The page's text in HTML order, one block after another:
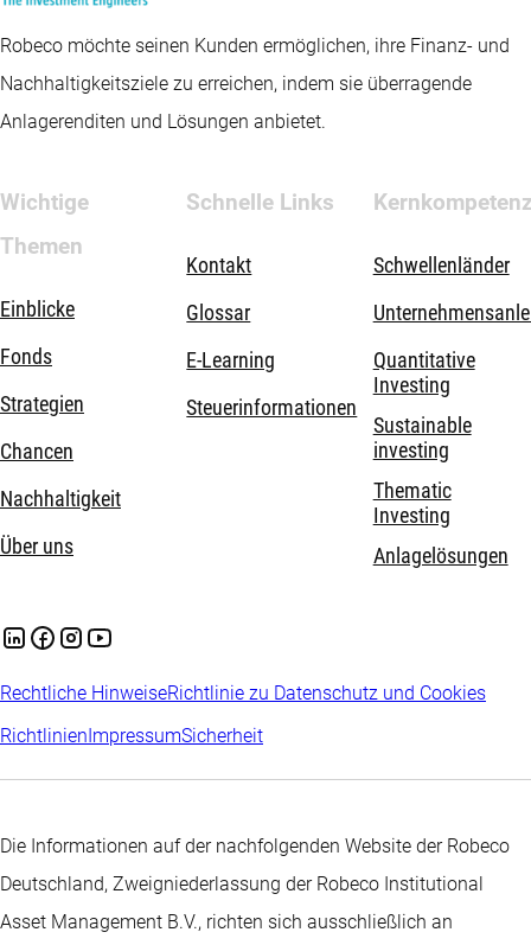
Robeco möchte seinen Kunden ermöglichen, ihre Finanz- und
Nachhaltigkeitsziele zu erreichen, indem sie überragende
Anlagerenditen und Lösungen anbietet.
Wichtige
Themen
Einblicke
Fonds
Strategien
Chancen
Nachhaltigkeit
Über uns
Schnelle Links
Kontakt
Glossar
E-Learning
Steuerinformationen
Schwellenländer
Quantitative
Investing
Sustainable
investing
Thematic
Investing
Anlagelösungen
Rechtliche HinweiseRichtlinie zu Datenschutz und Cookies
RichtlinienImpressumSicherheit
Die Informationen auf der nachfolgenden Website der Robeco
Deutschland, Zweigniederlassung der Robeco Institutional
Asset Management B.V., richten sich ausschließlich an